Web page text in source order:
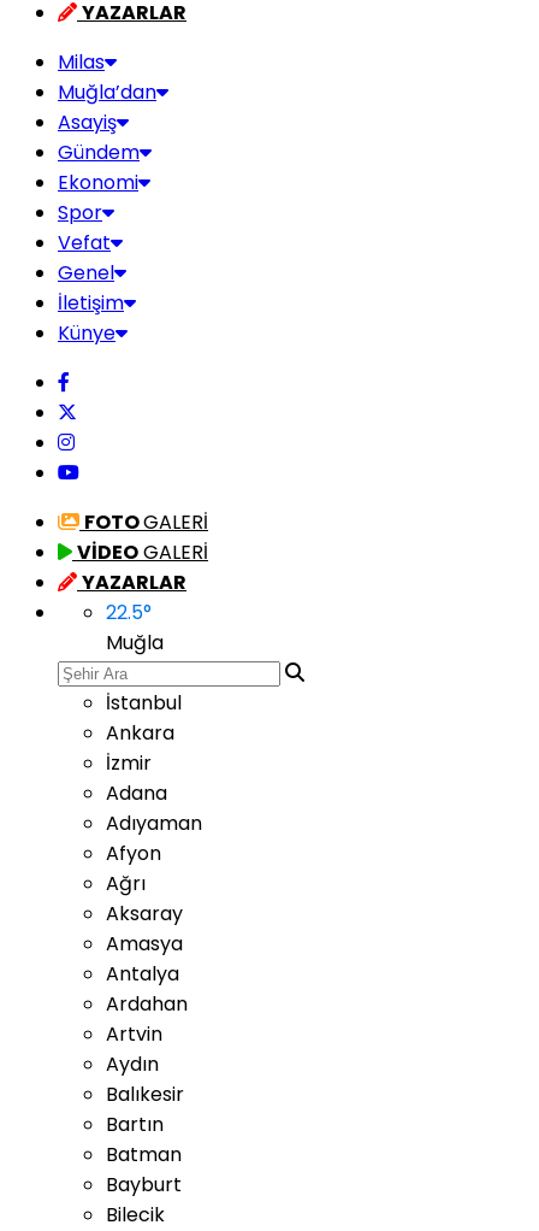
YAZARLAR
Milas
Muğla’dan
Asayiş
Gündem
Ekonomi
Spor
Vefat
Genel
İletişim
Künye
FOTOGALERİ
VİDEOGALERİ
YAZARLAR
22.5°
Muğla
İstanbul
Ankara
İzmir
Adana
Adıyaman
Afyon
Ağrı
Aksaray
Amasya
Antalya
Ardahan
Artvin
Aydın
Balıkesir
Bartın
Batman
Bayburt
Bilecik